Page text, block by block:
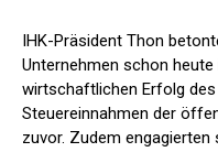
IHK-Präsident Thon
Unternehmen schon
wirtschaftlichen Erfolg des
Steuereinnahmen der
zuvor. Zudem